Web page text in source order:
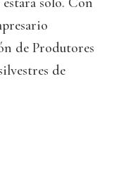
de Produtores
de